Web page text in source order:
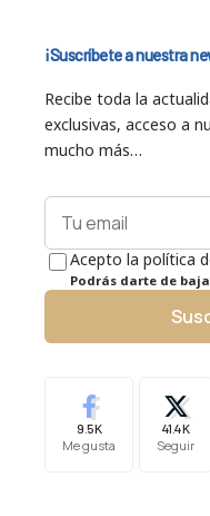
¡Suscríbete a nuestra
Recibe toda la
exclusivas, acceso a
mucho más…
Acepto la política
Podrás darte de
9.5K
Me gusta
41.4K
Seguir